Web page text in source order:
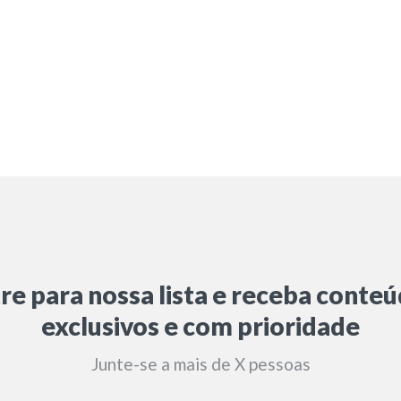
para nossa lista e receba
exclusivos e com prioridade
Junte-se a mais de X pessoas